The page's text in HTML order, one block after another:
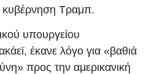
κυβέρνηση Τραμπ.
υπουργείου
έκανε λόγο για «βαθιά
προς την αμερικανική